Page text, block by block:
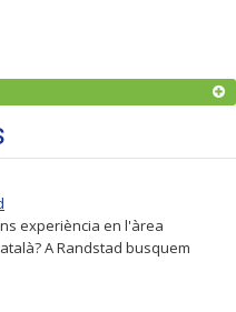
experiència en l'àrea
A Randstad busquem